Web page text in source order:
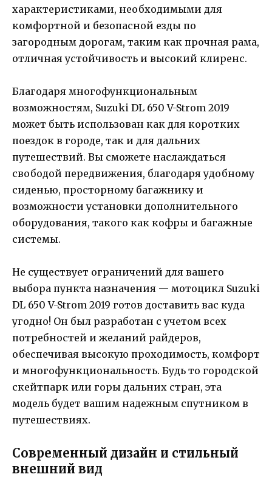
характеристиками, необходимыми для
комфортной и безопасной езды по
загородным дорогам, таким как прочная рама,
отличная устойчивость и высокий клиренс.
Благодаря многофункциональным
возможностям, Suzuki DL 650 V-Strom 2019
может быть использован как для коротких
поездок в городе, так и для дальних
путешествий. Вы сможете наслаждаться
свободой передвижения, благодаря удобному
сиденью, просторному багажнику и
возможности установки дополнительного
оборудования, такого как кофры и багажные
системы.
Не существует ограничений для вашего
выбора пункта назначения — мотоцикл Suzuki
DL 650 V-Strom 2019 готов доставить вас куда
угодно! Он был разработан с учетом всех
потребностей и желаний райдеров,
обеспечивая высокую проходимость, комфорт
и многофункциональность. Будь то городской
скейтпарк или горы дальних стран, эта
модель будет вашим надежным спутником в
путешествиях.
Современный дизайн и стильный
внешний вид